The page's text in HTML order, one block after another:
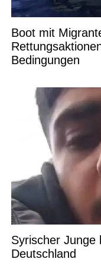
Boot mit
Bedingungen
Syrischer Junge
Deutschland